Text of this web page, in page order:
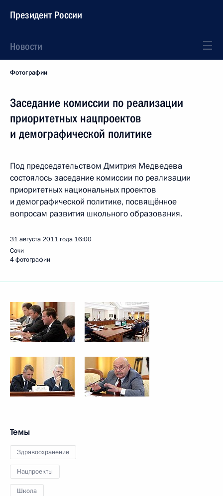
Президент России
Новости
Фотографии
Заседание комиссии по реализации
приоритетных нацпроектов
и демографической политике
Под председательством Дмитрия Медведева
состоялось заседание комиссии по реализации
приоритетных национальных проектов
и демографической политике, посвящённое
вопросам развития школьного образования.
31 августа 2011 года 16:00
Сочи
4 фотографии
Темы
Здравоохранение
Нацпроекты
Школа